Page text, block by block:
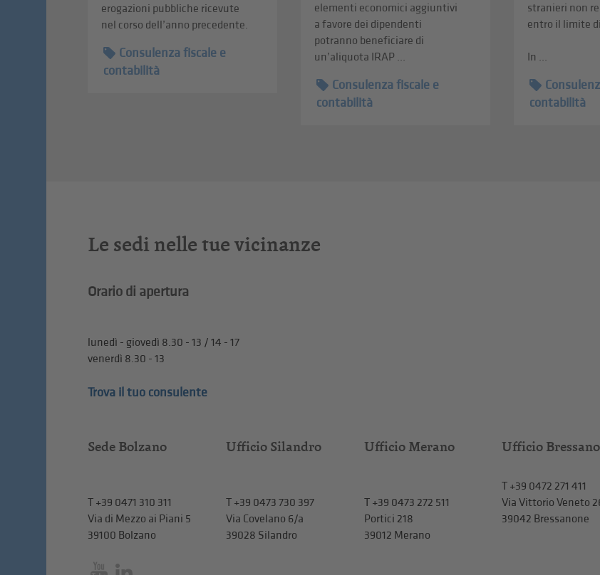
erogazioni pubbliche ricevute
nel corso dell’anno precedente.
Consulenza fiscale e
contabilità
elementi economici aggiuntivi
a favore dei dipendenti
potranno beneficiare di
un’aliquota IRAP ...
Consulenza fiscale e
contabilità
stranieri non
entro il limite
In ...
contabilità
Le sedi nelle tue vicinanze
Orario di apertura
lunedì - giovedì 8.30 - 13 / 14 - 17
venerdì 8.30 - 13
Trova il tuo consulente
Sede Bolzano
T+39 0471 310 311
Via di Mezzo ai Piani 5
39100 Bolzano
Ufficio Silandro
T+39 0473 730 397
Via Covelano 6/a
39028 Silandro
Ufficio Merano
T+39 0473 272 511
Portici 218
39012 Merano
Ufficio
T +39 0472 271 411
Via Vittorio Veneto
39042 Bressanone